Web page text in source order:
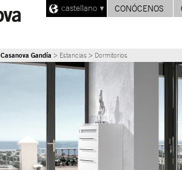
castellano CONÓCENOS
Casanova Gandía > Estancias > Dormitorios